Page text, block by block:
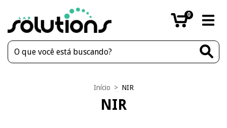
0
Início > NIR
NIR